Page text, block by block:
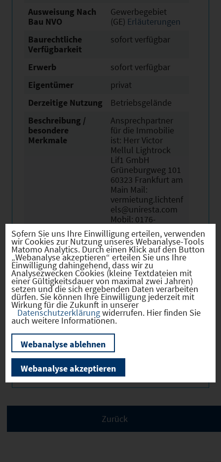
Ausweisung Nach
Bau NVO
Gewerbegebiet
(GE) Erläuterungen
Baurechtliche
Verfügbarkeit
sofort verfügbar
Erwerb
sofort verfügbar
Eigentümer
privat
Derzeitige Nutzung
Betriebsgelände
Beschreibung /
besondere
Merkmale
Ansprechpartner
für die Immobilie
ist: Herr Victor
Mellul Lightrock
Lif1 GmbH
Grüneburgweg 101
60323 Frankfurt am
Main Mail:
vermietung.lichtenf
els@uniresta.com
Mobil: 0176-
61667207 Weitere
Informationen
unter:
www.logistikpark-
lichtenfels.com
Verkehr
Infrastruktur
Sofern Sie uns Ihre Einwilligung erteilen, verwenden
wir Cookies zur Nutzung unseres Webanalyse-Tools
Matomo Analytics. Durch einen Klick auf den Button
„Webanalyse akzeptieren“ erteilen Sie uns Ihre
Einwilligung dahingehend, dass wir zu
Analysezwecken Cookies (kleine Textdateien mit
einer Gültigkeitsdauer von maximal zwei Jahren)
setzen und die sich ergebenden Daten verarbeiten
dürfen. Sie können Ihre Einwilligung jederzeit mit
Wirkung für die Zukunft in unserer
Datenschutzerklärungwiderrufen. Hier finden Sie
auch weitere Informationen.
Webanalyse ablehnen
Webanalyse akzeptieren